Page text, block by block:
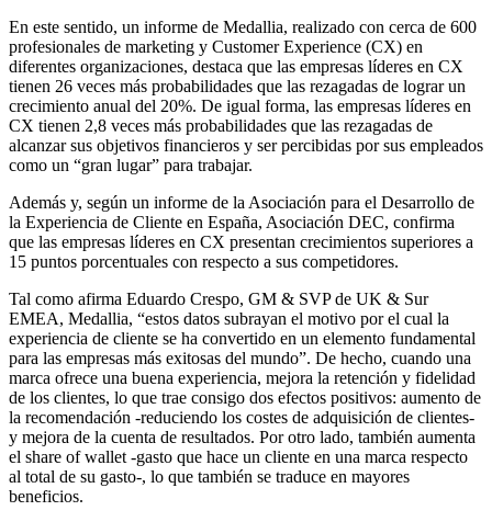
En este sentido, un informe de Medallia, realizado con cerca de 600
profesionales de marketing y Customer Experience (CX) en
diferentes organizaciones, destaca que las empresas líderes en CX
tienen 26 veces más probabilidades que las rezagadas de lograr un
crecimiento anual del 20%. De igual forma, las empresas líderes en
CX tienen 2,8 veces más probabilidades que las rezagadas de
alcanzar sus objetivos financieros y ser percibidas por sus empleados
como un “gran lugar” para trabajar.
Además y, según un informe de la Asociación para el Desarrollo de
la Experiencia de Cliente en España, Asociación DEC, confirma
que las empresas líderes en CX presentan crecimientos superiores a
15 puntos porcentuales con respecto a sus competidores.
Tal como afirma Eduardo Crespo, GM & SVP de UK & Sur
EMEA, Medallia, “estos datos subrayan el motivo por el cual la
experiencia de cliente se ha convertido en un elemento fundamental
para las empresas más exitosas del mundo”. De hecho, cuando una
marca ofrece una buena experiencia, mejora la retención y fidelidad
de los clientes, lo que trae consigo dos efectos positivos: aumento de
la recomendación -reduciendo los costes de adquisición de clientes-
y mejora de la cuenta de resultados. Por otro lado, también aumenta
el share of wallet -gasto que hace un cliente en una marca respecto
al total de su gasto-, lo que también se traduce en mayores
beneficios.